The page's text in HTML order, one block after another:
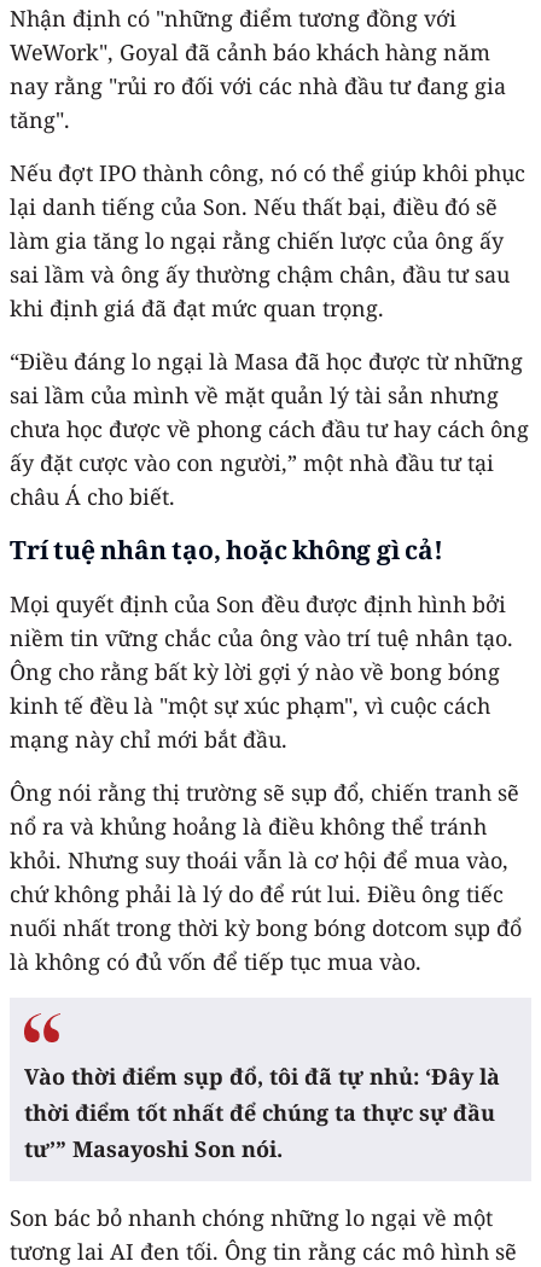
Nhận định có "những điểm tương đồng với
WeWork", Goyal đã cảnh báo khách hàng năm
nay rằng "rủi ro đối với các nhà đầu tư đang gia
tăng".
Nếu đợt IPO thành công, nó có thể giúp khôi phục
lại danh tiếng của Son. Nếu thất bại, điều đó sẽ
làm gia tăng lo ngại rằng chiến lược của ông ấy
sai lầm và ông ấy thường chậm chân, đầu tư sau
khi định giá đã đạt mức quan trọng.
“Điều đáng lo ngại là Masa đã học được từ những
sai lầm của mình về mặt quản lý tài sản nhưng
chưa học được về phong cách đầu tư hay cách ông
ấy đặt cược vào con người,” một nhà đầu tư tại
châu Á cho biết.
Trí tuệnhân tạo, hoặc không gì cả!
Mọi quyết định của Son đều được định hình bởi
niềm tin vững chắc của ông vào trí tuệ nhân tạo.
Ông cho rằng bất kỳ lời gợi ý nào về bong bóng
kinh tế đều là "một sự xúc phạm", vì cuộc cách
mạng này chỉ mới bắt đầu.
Ông nói rằng thị trường sẽ sụp đổ, chiến tranh sẽ
nổ ra và khủng hoảng là điều không thể tránh
khỏi. Nhưng suy thoái vẫn là cơ hội để mua vào,
chứ không phải là lý do để rút lui. Điều ông tiếc
nuối nhất trong thời kỳ bong bóng dotcom sụp đổ
là không có đủ vốn để tiếp tục mua vào.
Vào thời điểm sụp đổ, tôi đã tự nhủ: ‘Đây là
thời điểm tốt nhất để chúng ta thực sự đầu
tư’” Masayoshi Son nói.
Son bác bỏ nhanh chóng những lo ngại về một
tương lai AI đen tối. Ông tin rằng các mô hình sẽ